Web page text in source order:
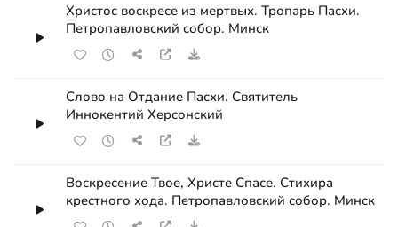
Христос воскресе из мертвых. Тропарь Пасхи.
Петропавловский собор. Минск
Слово на Отдание Пасхи. Святитель
Иннокентий Херсонский
Воскресение Твое, Христе Спасе. Стихира
крестного хода. Петропавловский собор. Минск